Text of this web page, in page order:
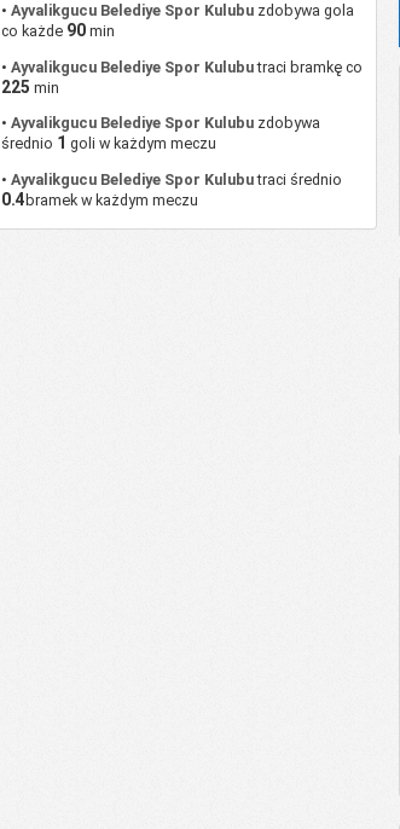
•Ayvalikgucu Belediye Spor Kulubu zdobywa gola
co każde 90 min
•Ayvalikgucu Belediye Spor Kulubutraci bramkę co
225 min
•Ayvalikgucu Belediye Spor Kulubu zdobywa
średnio 1 goli w każdym meczu
•Ayvalikgucu Belediye Spor Kulubutraci średnio
0.4bramek w każdym meczu